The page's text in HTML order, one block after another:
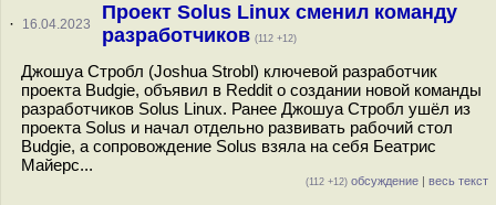
· 16.04.2023
Проект Solus Linux сменил команду
разработчиков (112 +12)
Джошуа Стробл (Joshua Strobl) ключевой разработчик
проекта Budgie, объявил в Reddit о создании новой команды
разработчиков Solus Linux. Ранее Джошуа Стробл ушёл из
проекта Solus и начал отдельно развивать рабочий стол
Budgie, а сопровождение Solus взяла на себя Беатрис
Майерс...
(112 +12) обсуждение | весь текст